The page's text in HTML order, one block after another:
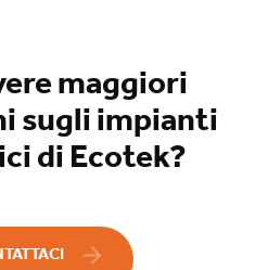
maggiori
sugli impianti
di Ecotek?